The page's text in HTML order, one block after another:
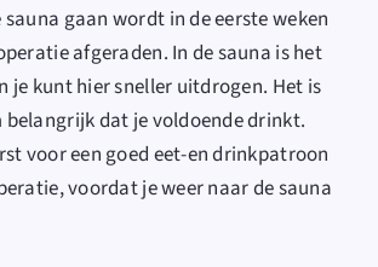
sauna gaan wordt in de eerste weken
afgeraden. In de sauna is het
je kunt hier sneller uitdrogen. Het is
belangrijk dat je voldoende drinkt.
voor een goed eet-en drinkpatroon
voordat je weer naar de sauna